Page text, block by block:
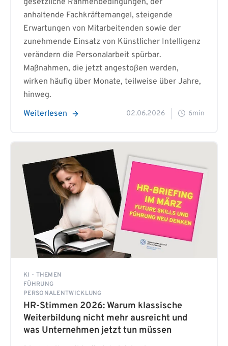
anhaltende Fachkräftemangel, steigende
Erwartungen von Mitarbeitenden sowie der
zunehmende Einsatz von Künstlicher Intelligenz
verändern die Personalarbeit spürbar.
Maßnahmen, die jetzt angestoßen werden,
wirken häufig über Monate, teilweise über Jahre,
hinweg.
Weiterlesen
02.06.2026 6min
KI - THEMEN
FÜHRUNG
PERSONALENTWICKLUNG
HR-Stimmen 2026: Warum klassische
Weiterbildung nicht mehr ausreicht und
was Unternehmen jetzt tun müssen